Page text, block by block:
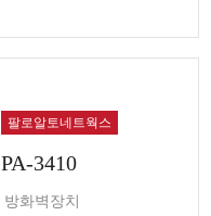
팔로알토네트웍스
PA-3410
방화벽장치